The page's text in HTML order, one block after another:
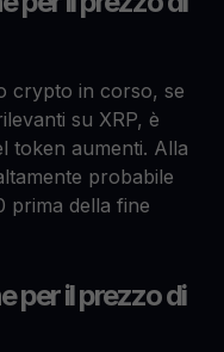
crypto in corso, se
su XRP, è
token aumenti. Alla
probabile
prima della fine
per il prezzo di